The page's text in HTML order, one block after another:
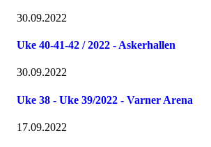
30.09.2022
Uke 40-41-42 / 2022 - Askerhallen
30.09.2022
Uke 38 - Uke 39/2022 - Varner Arena
17.09.2022